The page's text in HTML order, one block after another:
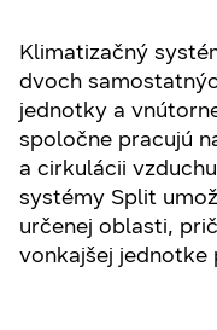
Klimatizačný
dvoch
jednotky a
spoločne pracujú
a cirkulácii
systémy Split
určenej oblasti,